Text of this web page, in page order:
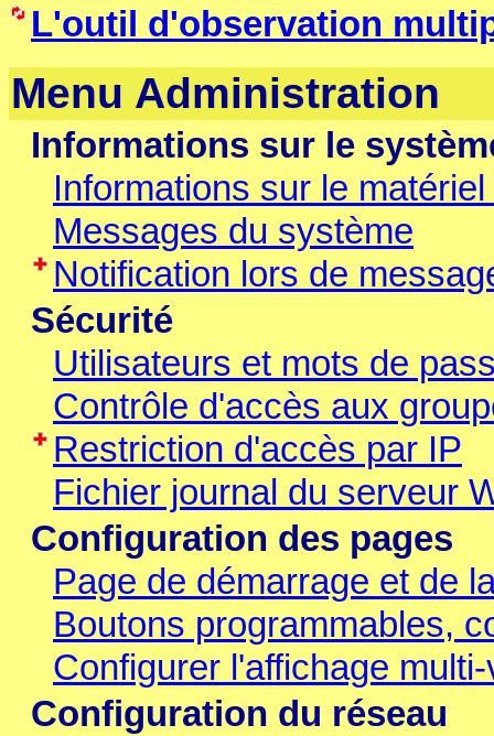
L'outil d'observation
Menu Administration
Informations sur le
Informations sur le
Messages du système
Notification lors de
Sécurité
Utilisateurs et mots de
Contrôle d'accès aux
Restriction d'accès par IP
Fichier journal du serveur
Configuration des pages
Page de démarrage et de
Boutons programmables,
Configurer l'affichage
Configuration du réseau